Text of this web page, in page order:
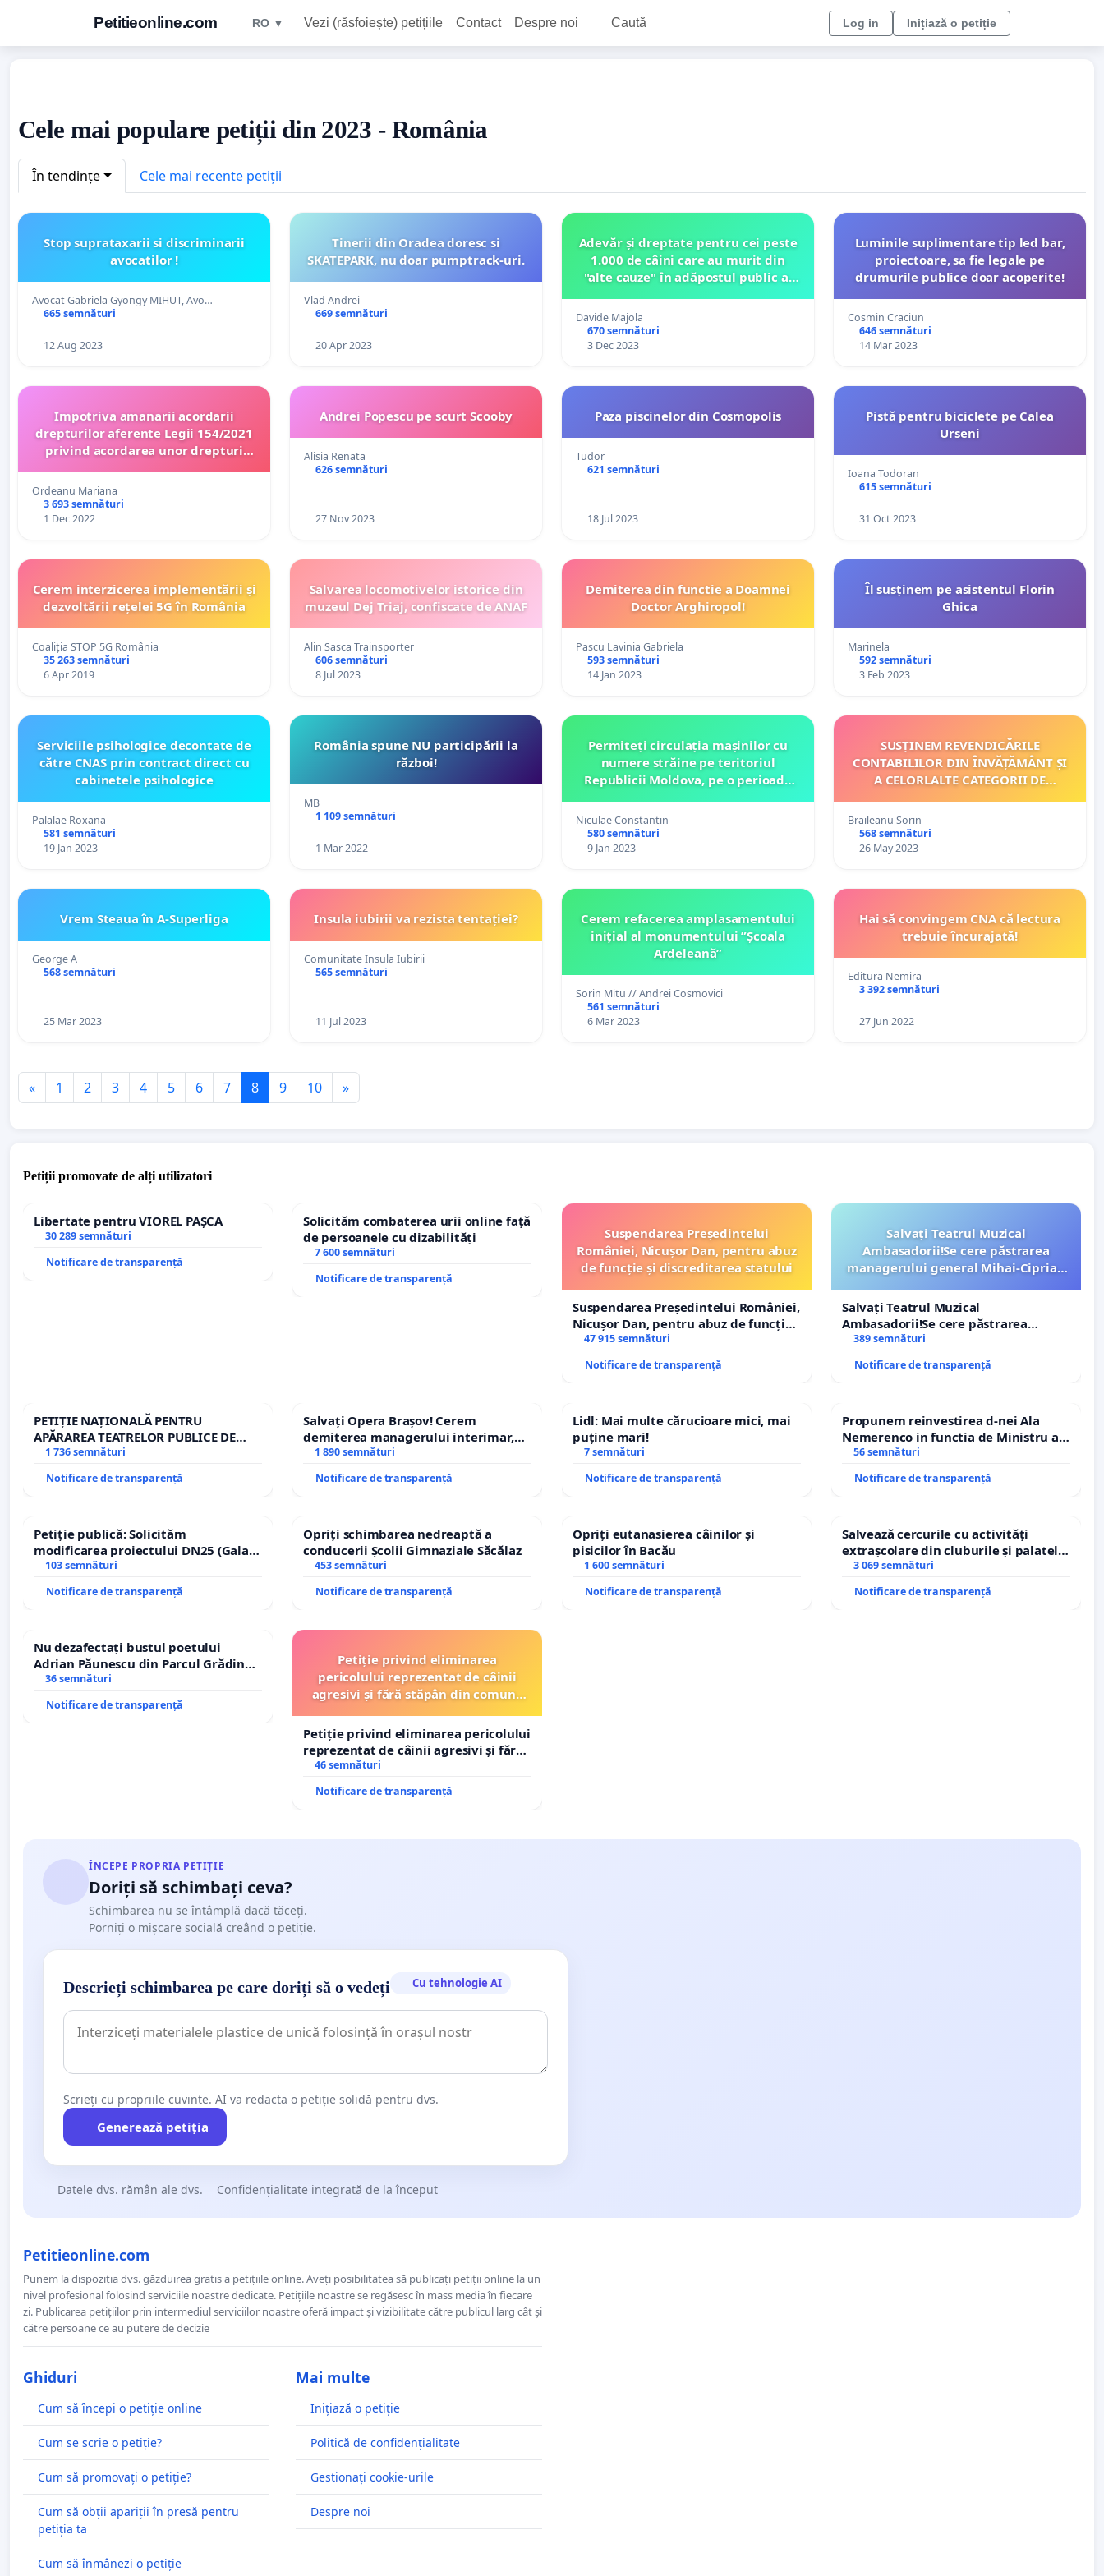
Petitieonline.com RO ▼ Vezi (răsfoiește) petițiile Contact Despre noi Caută Log in Inițiază o petiție
Cele mai populare petiții din 2023 - România
În tendințe Cele mai recente petiții
Stop suprataxarii si discriminarii
avocatilor !
Avocat Gabriela Gyongy MIHUT, Avo…
665 semnături
12 Aug 2023
Tinerii din Oradea doresc si
SKATEPARK, nu doar pumptrack-uri.
Vlad Andrei
669 semnături
20 Apr 2023
Adevăr și dreptate pentru cei peste
1.000 de câini care au murit din
"alte cauze" în adăpostul public al
până în prezent. Solicităm
suspendarea imediată...
Davide Majola
670 semnături
3 Dec 2023
Luminile suplimentare tip led bar,
proiectoare, sa fie legale pe
drumurile publice doar acoperite!
Cosmin Craciun
646 semnături
14 Mar 2023
Impotriva amanarii acordarii
drepturilor aferente Legii 154/2021
privind acordarea unor drepturi
regimurile instaurate în România cu
începere de la 6 septembrie 1940
Ordeanu Mariana
3 693 semnături
1 Dec 2022
Andrei Popescu pe scurt Scooby
Alisia Renata
626 semnături
27 Nov 2023
Paza piscinelor din Cosmopolis
Tudor
621 semnături
18 Jul 2023
Pistă pentru biciclete pe Calea
Urseni
Ioana Todoran
615 semnături
31 Oct 2023
Cerem interzicerea implementării și
dezvoltării rețelei 5G în România
Coaliția STOP 5G România
35 263 semnături
6 Apr 2019
Salvarea locomotivelor istorice din
muzeul Dej Triaj, confiscate de ANAF
Alin Sasca Trainsporter
606 semnături
8 Jul 2023
Demiterea din functie a Doamnei
Doctor Arghiropol!
Pascu Lavinia Gabriela
593 semnături
14 Jan 2023
Îl susținem pe asistentul Florin
Ghica
Marinela
592 semnături
3 Feb 2023
Serviciile psihologice decontate de
către CNAS prin contract direct cu
cabinetele psihologice
Palalae Roxana
581 semnături
19 Jan 2023
România spune NU participării la
război!
MB
1 109 semnături
1 Mar 2022
Permiteți circulația mașinilor cu
numere străine pe teritoriul
Republicii Moldova, pe o perioadă
Niculae Constantin
580 semnături
9 Jan 2023
SUSȚINEM REVENDICĂRILE
CONTABILILOR DIN ÎNVĂȚĂMÂNT ȘI
A CELORLALTE CATEGORII DE
Braileanu Sorin
568 semnături
26 May 2023
Vrem Steaua în A-Superliga
George A
568 semnături
25 Mar 2023
Insula iubirii va rezista tentației?
Comunitate Insula Iubirii
565 semnături
11 Jul 2023
Cerem refacerea amplasamentului
inițial al monumentului ”Școala
Ardeleană”
Sorin Mitu // Andrei Cosmovici
561 semnături
6 Mar 2023
Hai să convingem CNA că lectura
trebuie încurajată!
Editura Nemira
3 392 semnături
27 Jun 2022
« 1 2 3 4 5 6 7 8 9 10 »
Petiții promovate de alți utilizatori
Libertate pentru VIOREL PAȘCA
30 289 semnături
Notificare de transparență
Solicităm combaterea urii online față
de persoanele cu dizabilități
7 600 semnături
Notificare de transparență
Suspendarea Președintelui
României, Nicușor Dan, pentru abuz
de funcție și discreditarea statului
Suspendarea Președintelui României,
Nicușor Dan, pentru abuz de funcție
și discreditarea statului
47 915 semnături
Notificare de transparență
Salvați Teatrul Muzical
Ambasadorii!Se cere păstrarea
managerului general Mihai-Ciprian
Salvați Teatrul Muzical
Ambasadorii!Se cere păstrarea
managerului general Mihai-Ciprian
ROGOJAN
389 semnături
Notificare de transparență
PETIȚIE NAȚIONALĂ PENTRU
APĂRAREA TEATRELOR PUBLICE DE
REPERTORIU DIN ROMÂNIA
1 736 semnături
Notificare de transparență
Salvați Opera Brașov! Cerem
demiterea managerului interimar,
Petrean Lucian-Marius!
1 890 semnături
Notificare de transparență
Lidl: Mai multe cărucioare mici, mai
puține mari!
7 semnături
Notificare de transparență
Propunem reinvestirea d-nei Ala
Nemerenco in functia de Ministru al
Sanatatii
56 semnături
Notificare de transparență
Petiție publică: Solicităm
modificarea proiectului DN25 (Galați
– Hanu Conachi) prin devierea
traseului în afara localităților!
103 semnături
Notificare de transparență
Opriți schimbarea nedreaptă a
conducerii Școlii Gimnaziale Săcălaz
453 semnături
Notificare de transparență
Opriți eutanasierea câinilor și
pisicilor în Bacău
1 600 semnături
Notificare de transparență
Salvează cercurile cu activități
extrașcolare din cluburile și palatele
copiilor
3 069 semnături
Notificare de transparență
Nu dezafectați bustul poetului
Adrian Păunescu din Parcul Grădina
Icoanei! Stop cenzurii culturale!
36 semnături
Notificare de transparență
Petiție privind eliminarea
pericolului reprezentat de câinii
agresivi și fără stăpân din comuna
Petiție privind eliminarea pericolului
reprezentat de câinii agresivi și fără
stăpân din comuna Tunari
46 semnături
Notificare de transparență
ÎNCEPE PROPRIA PETIȚIE
Doriți să schimbați ceva?
Schimbarea nu se întâmplă dacă tăceți.
Porniți o mișcare socială creând o petiție.
Descrieți schimbarea pe care doriți să o vedeți Cu tehnologie AI
Scrieți cu propriile cuvinte. AI va redacta o petiție solidă pentru dvs.
Generează petiția
Datele dvs. rămân ale dvs. Confidențialitate integrată de la început
Petitieonline.com
Punem la dispoziția dvs. găzduirea gratis a petițiile online. Aveți posibilitatea să publicați petiții online la un
nivel profesional folosind serviciile noastre dedicate. Petițiile noastre se regăsesc în mass media în fiecare
zi. Publicarea petițiilor prin intermediul serviciilor noastre oferă impact și vizibilitate către publicul larg cât și
către persoane ce au putere de decizie
Ghiduri
Cum să începi o petiție online
Cum se scrie o petiție?
Cum să promovați o petiție?
Cum să obții apariții în presă pentru
petiția ta
Cum să înmânezi o petiție
Mai multe
Inițiază o petiție
Politică de confidențialitate
Gestionați cookie-urile
Despre noi